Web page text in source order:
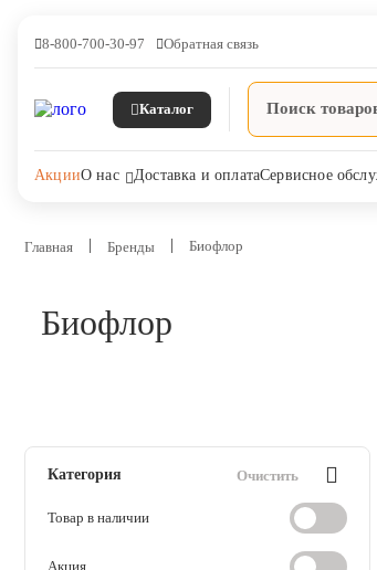
8-800-700-30-97 Обратная связь
Каталог
АкцииО нас Доставка и оплатаСервисное
Дезинфекция, дератизация,
Главная Бренды Биофлор
Биофлор
Категория Очистить
Товар в наличии
Акция